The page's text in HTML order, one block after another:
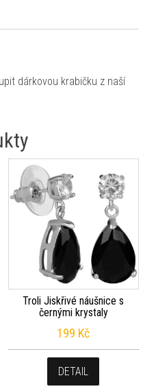
dárkovou krabičku z naší
Troli Jiskřivé náušnice s
černými krystaly
199 Kč
DETAIL